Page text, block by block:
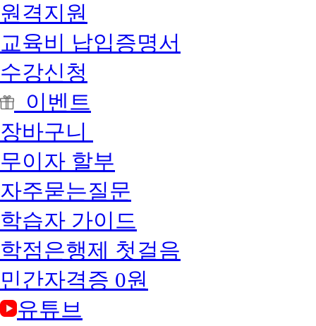
원격지원
교육비 납입증명서
수강신청
이벤트
장바구니
무이자 할부
자주묻는질문
학습자 가이드
학점은행제 첫걸음
민간자격증 0원
유튜브